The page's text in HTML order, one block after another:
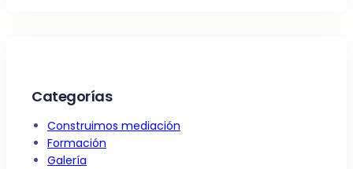
Categorías
Construimos mediación
Formación
Galería